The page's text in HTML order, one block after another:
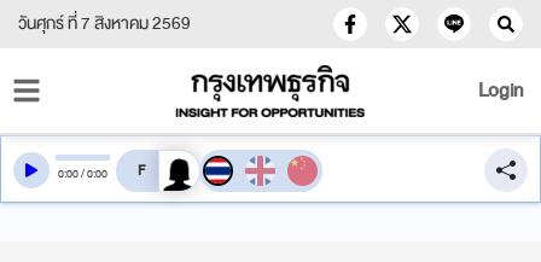
วันศุกร์ ที่ 7 สิงหาคม 2569
Login
0:00/0:00 สลับเสียงอ่าน